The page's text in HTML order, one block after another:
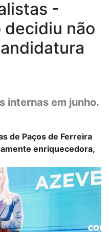
-
decidiu não
internas em junho.
de Paços de Ferreira
enriquecedora,